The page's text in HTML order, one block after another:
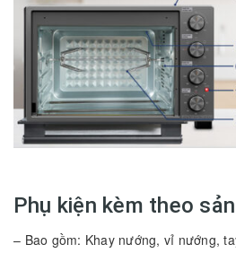
Phụ kiện kèm theo
– Bao gồm: Khay nướng, vỉ nướng,